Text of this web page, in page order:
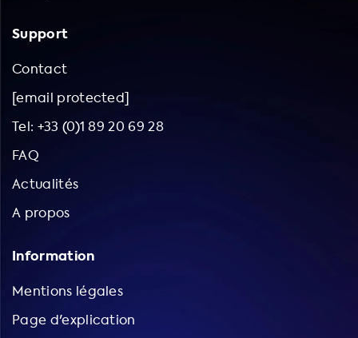
Support
Contact
[email protected]
Tel: +33 (0)1 89 20 69 28
FAQ
Actualités
A propos
Information
Mentions légales
Page d'explication